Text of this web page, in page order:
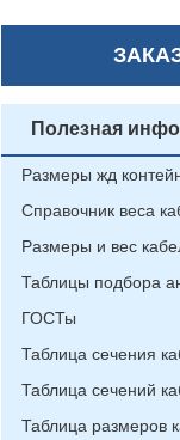
Полезная
Размеры жд
Справочник веса
Размеры и вес
Таблицы подбора
ГОСТы
Таблица сечения
Таблица сечений
Таблица размеров